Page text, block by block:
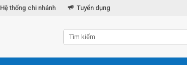
Hệ thống chi nhánh Tuyển dụng